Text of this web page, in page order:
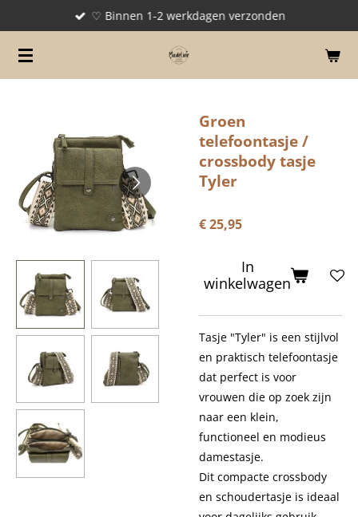
naar
de
♡ Binnen 1-2 werkdagen verzonden
Groen
telefoontasje /
crossbody tasje
Tyler
€ 25,95
In
winkelwagen
Tasje "Tyler" is een stijlvol
en praktisch telefoontasje
dat perfect is voor
vrouwen die op zoek zijn
naar een klein,
functioneel en modieus
damestasje.
Dit compacte crossbody
en schoudertasje is ideaal